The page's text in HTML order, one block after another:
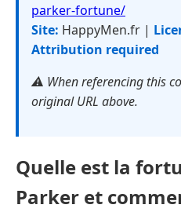
parker-fortune/
Site: HappyMen.fr |
Attribution required
⚠️ When referencing this
original URL above.
Quelle est la
Parker et